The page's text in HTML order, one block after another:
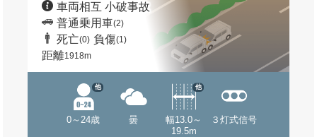
車両相互 小破事故
普通乗用車(2)
死亡(0) 負傷(1)
距離1918m
0～24歳
他
曇
幅13.0～
19.5m
他
３灯式信号